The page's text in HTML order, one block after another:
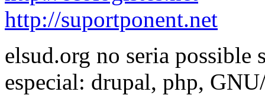
http://suportponent.net
elsud.org no seria possible
especial: drupal, php,